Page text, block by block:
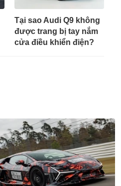
Tại sao Audi Q9 không
được trang bị tay nắm
cửa điều khiển điện?